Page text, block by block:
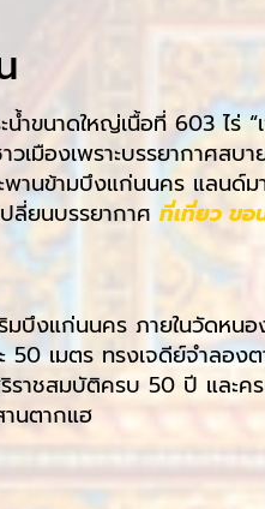
น้ำขนาดใหญ่เนื้อที่ 603 ไ
มืองเพราะบรรยากาศส
ข้ามบึงแก่นนคร แลนด์มา
ลี่ยนบรรยากาศ ที่เที่ยว ข
บึงแก่นนคร ภายในวัดหนอ
เมตร ทรงเจดีย์จำลอง
าชสมบัติครบ 50 ปี และ
นตากแฮ